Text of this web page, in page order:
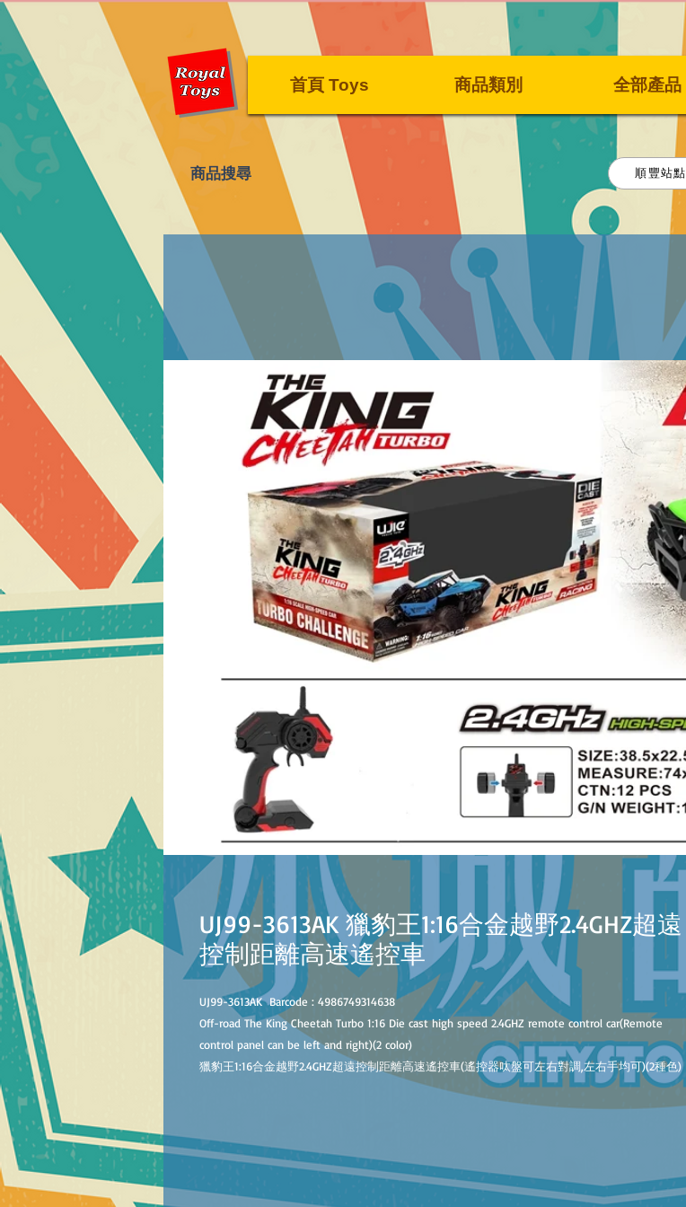
首頁 Toys 商品類別 全部產品
​商品搜尋 順豐站點
UJ99-3613AK 獵豹王1:16合金越野2.4GHZ超遠
控制距離高速遙控車
UJ99-3613AKBarcode : 4986749314638
Off-road The King Cheetah Turbo 1:16 Die cast high speed 2.4GHZ remote control car(Remote
control panel can be left and right)(2 color)
獵豹王1:16合金越野2.4GHZ超遠控制距離高速遙控車(遙控器呔盤可左右對調,左右手均可)(2種色)